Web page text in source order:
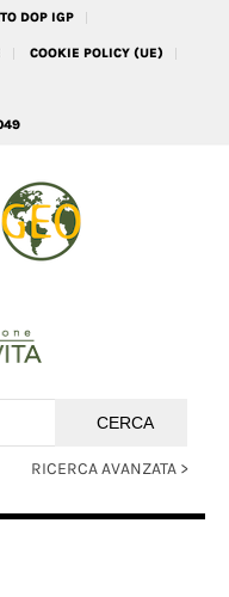
DOP IGP
COOKIE POLICY (UE)
RICERCA AVANZATA >